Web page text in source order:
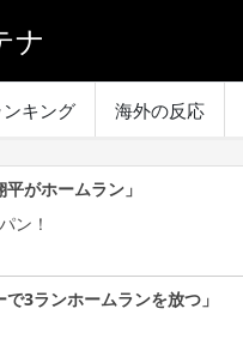
ナ
ンキング 海外の反応
がホームラン」
ン！
3ランホームランを放つ」